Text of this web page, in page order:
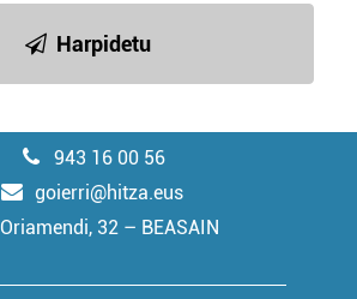
Harpidetu
943 16 00 56
goierri@hitza.eus
Oriamendi, 32 – BEASAIN